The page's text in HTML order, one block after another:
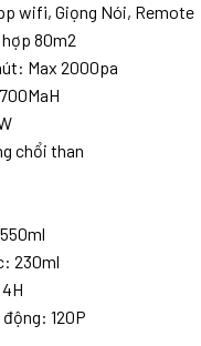
wifi, Giọng Nói, Remote
80m2
Max 2000pa
chổi than
230ml
120P